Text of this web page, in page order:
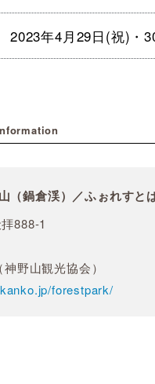
年4月29日(祝)・
（鍋倉渓）／ふぉれす
888-1
野山観光協会）
forestpark/